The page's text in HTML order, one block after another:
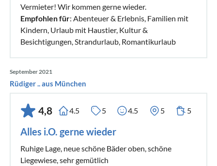
Vermieter! Wir kommen gerne wieder.
Empfohlen für: Abenteuer & Erlebnis, Familien mit
Kindern, Urlaub mit Haustier, Kultur &
Besichtigungen, Strandurlaub, Romantikurlaub
September 2021
Rüdiger .. aus München
4,8 4.5 5 4.5 5 5
Alles i.O. gerne wieder
Ruhige Lage, neue schöne Bäder oben, schöne
Liegewiese, sehr gemütlich